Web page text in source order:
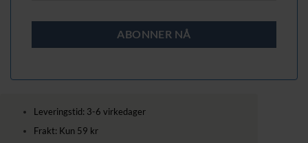
Leveringstid: 3-6 virkedager
Frakt: Kun 59 kr